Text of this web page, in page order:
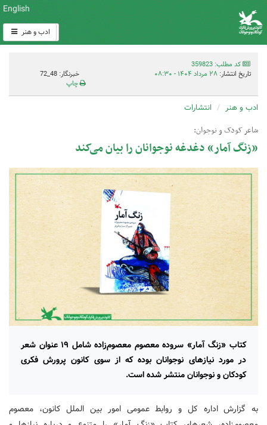
English
ادب و هنر
کد مطلب: 359823
تاریخ انتشار: ۲۸ مرداد ۱۴۰۴ - ۰۸:۳۰
خبرنگار: 48_72
چاپ
ادب و هنر انتشارات
شاعر کودک و نوجوان:
«زنگ آمار» دغدغه نوجوانان را بیان می‌کند
کتاب «زنگ آمار» سروده معصوم معصوم‌زاده شامل ۱۹ عنوان شعر
در مورد نیازهای نوجوانان بوده که از سوی کانون پرورش فکری
کودکان و نوجوانان منتشر شده است.
به گزارش اداره کل و روابط عمومی امور بین الملل کانون، معصوم